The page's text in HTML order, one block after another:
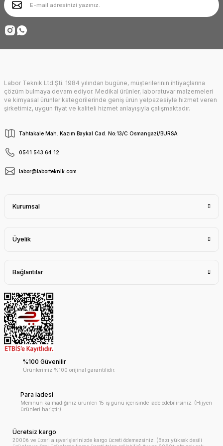
Ürün fiyatı diğer sitelerden daha pahalı.
Bu ürüne benzer farklı alternatifler olmalı.
Gönder
Deneyimini Paylaş
Labor Teknik Ltd.Şti. 1984 yılından bugüne, müşterilerinin ihtiyaçlarına
çözüm bulmaya devam ediyor. Medikal ürünler, laboratuvar malzemeleri
ve kimyasal ürünler kategorilerinde geniş ürün yelpazesiyle hizmet veren
şirketimiz, uygun fiyat ve kaliteli hizmet anlayışıyla çalışmaktadır.
Tahtakale Mah. Kazım Baykal Cad. No:13/C Osmangazi/BURSA
0541 543 64 12
labor@laborteknik.com
Kurumsal
Üyelik
Bağlantılar
%100 Güvenilir
Ürünlerimiz %100 orijinal garantilidir.
Para iadesi
Memnun kalmadığınız ürünleri 15 iş günü içerisinde iade edebilirsiniz. (Hijyen
ürünleri hariçtir)
Ücretsiz kargo
2000₺ ve üzeri alışverişlerinizde kargo ücreti ödemezsiniz. (Bazı yüksek desili